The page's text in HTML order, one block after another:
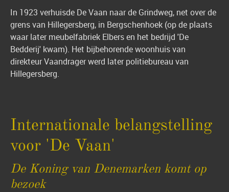
In 1923 verhuisde De Vaan naar de Grindweg, net over de
grens van Hillegersberg, in Bergschenhoek (op de plaats
waar later meubelfabriek Elbers en het bedrijd 'De
Bedderij' kwam). Het bijbehorende woonhuis van
direkteur Vaandrager werd later politiebureau van
Hillegersberg.
Internationale belangstelling
voor 'De Vaan'
De Koning van Denemarken komt op
bezoek